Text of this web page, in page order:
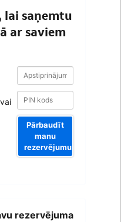
lai saņemtu
ar saviem
vai
Apstiprinājuma
numurs
Apstiprinājuma
numurs
Pārbaudīt
manu
rezervējumu
rezervējuma